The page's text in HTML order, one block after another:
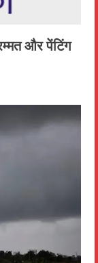
और पेंटिंग